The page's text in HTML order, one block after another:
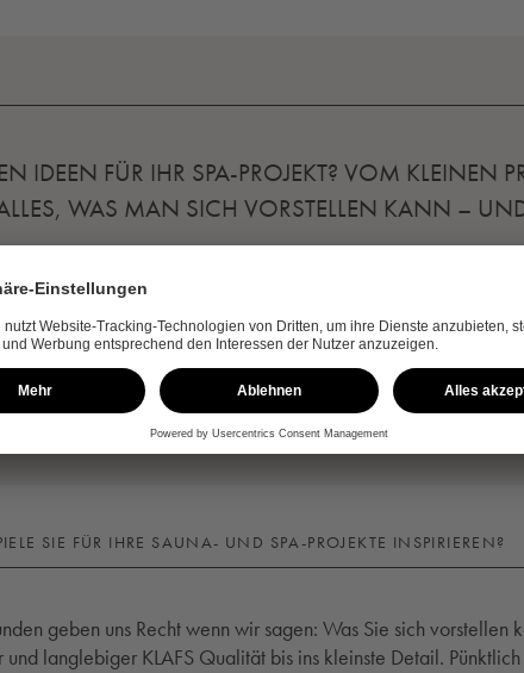
IDEEN FÜR IHR SPA-PROJEKT? VOM KLEINEN
WAS MAN SICH VORSTELLEN KANN –
SIE FÜR IHRE SAUNA- UND SPA-PROJEKTE INSPIRIEREN?
geben uns Recht wenn wir sagen: Was Sie sich vorstellen
und langlebiger KLAFS Qualität bis ins kleinste Detail.